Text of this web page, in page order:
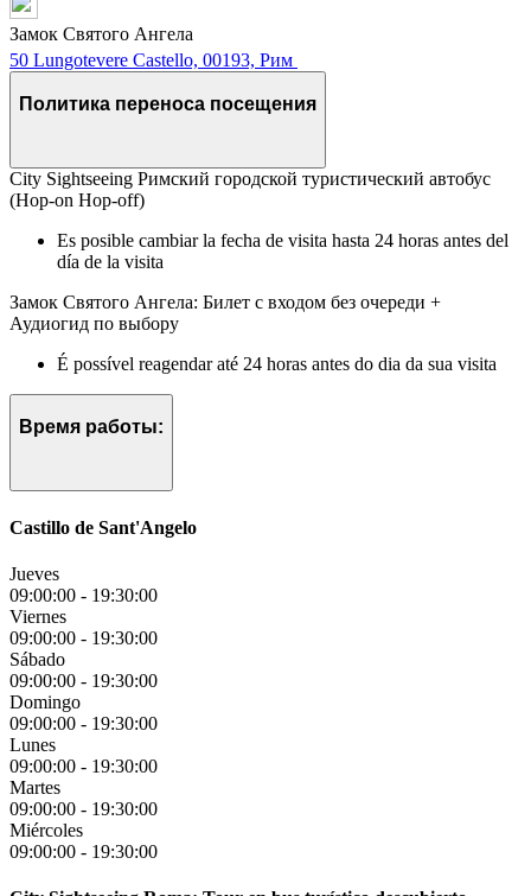
Замок Святого Ангела
50 Lungotevere Castello, 00193, Рим
Политика переноса посещения
City Sightseeing Римский городской туристический автобус
(Hop-on Hop-off)
Es posible cambiar la fecha de visita hasta 24 horas antes del
día de la visita
Замок Святого Ангела: Билет с входом без очереди +
Аудиогид по выбору
É possível reagendar até 24 horas antes do dia da sua visita
Время работы:
Castillo de Sant'Angelo
Jueves
09:00:00 - 19:30:00
Viernes
09:00:00 - 19:30:00
Sábado
09:00:00 - 19:30:00
Domingo
09:00:00 - 19:30:00
Lunes
09:00:00 - 19:30:00
Martes
09:00:00 - 19:30:00
Miércoles
09:00:00 - 19:30:00